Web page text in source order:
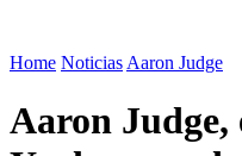
Home Noticias Aaron Judge
Aaron Judge,